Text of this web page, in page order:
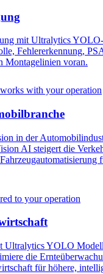
mit Ultralytics
Fehlererkennung,
Montagelinien voran.
in der
AI steigert die
Ultralytics YOLO
die
für höhere,